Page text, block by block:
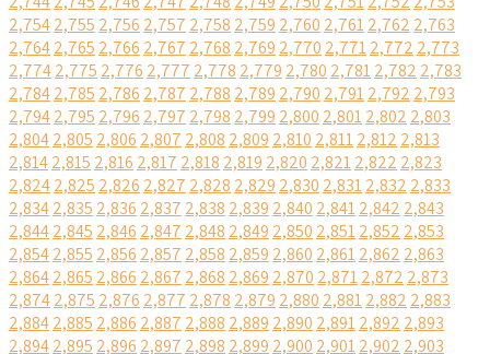
2,7542,755 2,756 2,757 2,758 2,759 2,760 2,7612,762 2,763
2,7642,765 2,766 2,767 2,768 2,769 2,770 2,7712,772 2,773
2,7742,775 2,776 2,777 2,778 2,779 2,780 2,7812,782 2,783
2,7842,785 2,786 2,787 2,788 2,789 2,790 2,7912,792 2,793
2,7942,795 2,796 2,797 2,798 2,799 2,800 2,8012,802 2,803
2,8042,805 2,806 2,807 2,808 2,809 2,810 2,8112,812 2,813
2,8142,815 2,816 2,817 2,818 2,819 2,820 2,8212,822 2,823
2,8242,825 2,826 2,827 2,828 2,829 2,830 2,8312,832 2,833
2,8342,835 2,836 2,837 2,838 2,839 2,840 2,8412,842 2,843
2,8442,845 2,846 2,847 2,848 2,849 2,850 2,8512,852 2,853
2,8542,855 2,856 2,857 2,858 2,859 2,860 2,8612,862 2,863
2,8642,865 2,866 2,867 2,868 2,869 2,870 2,8712,872 2,873
2,8742,875 2,876 2,877 2,878 2,879 2,880 2,8812,882 2,883
2,8842,885 2,886 2,887 2,888 2,889 2,890 2,8912,892 2,893
2,8942,895 2,896 2,897 2,898 2,899 2,900 2,9012,902 2,903